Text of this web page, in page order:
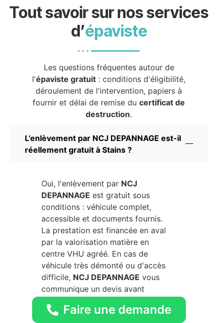
Tout savoir sur nos services
d’épaviste
Les questions fréquentes autour de
l'épaviste gratuit : conditions d'éligibilité,
déroulement de l'intervention, papiers à
fournir et délai de remise ducertificat de
destruction.
L'enlèvement par NCJ DEPANNAGE est-il
réellement gratuit à Stains ?
Oui, l'enlèvement par NCJ
DEPANNAGE est gratuit sous
conditions : véhicule complet,
accessible et documents fournis.
La prestation est financée en aval
par la valorisation matière en
centre VHU agréé. En cas de
véhicule très démonté ou d'accès
difficile, NCJ DEPANNAGE vous
communique un devis avant
Faire une demande